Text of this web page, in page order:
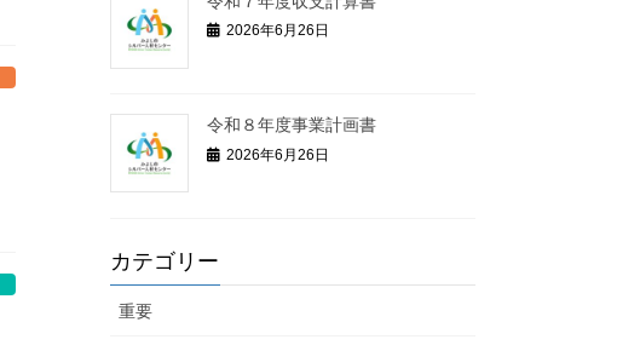
2026年6月26日
令和８年度事業計画書
2026年6月26日
カテゴリー
重要